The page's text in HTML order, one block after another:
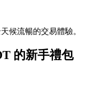
候流暢的交易體驗。
的新手禮包